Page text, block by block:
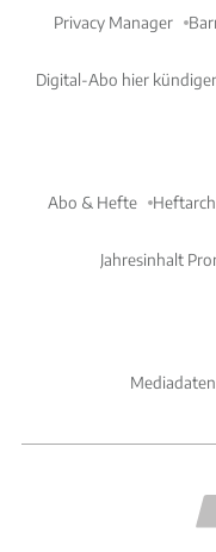
Privacy Manager
Digital-Abo hier
Abo & Hefte
Jahresinhalt